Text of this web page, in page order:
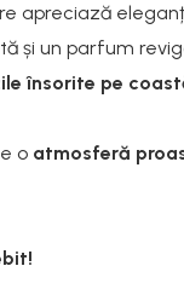
apreciază
și un parfum
însorite pe
o atmosferă